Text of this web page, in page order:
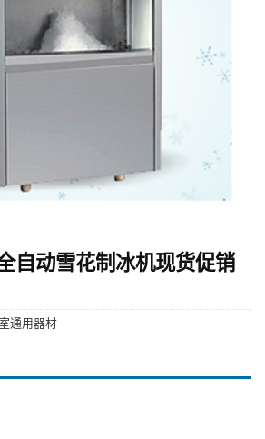
自动雪花制冰机现货促销
通用器材